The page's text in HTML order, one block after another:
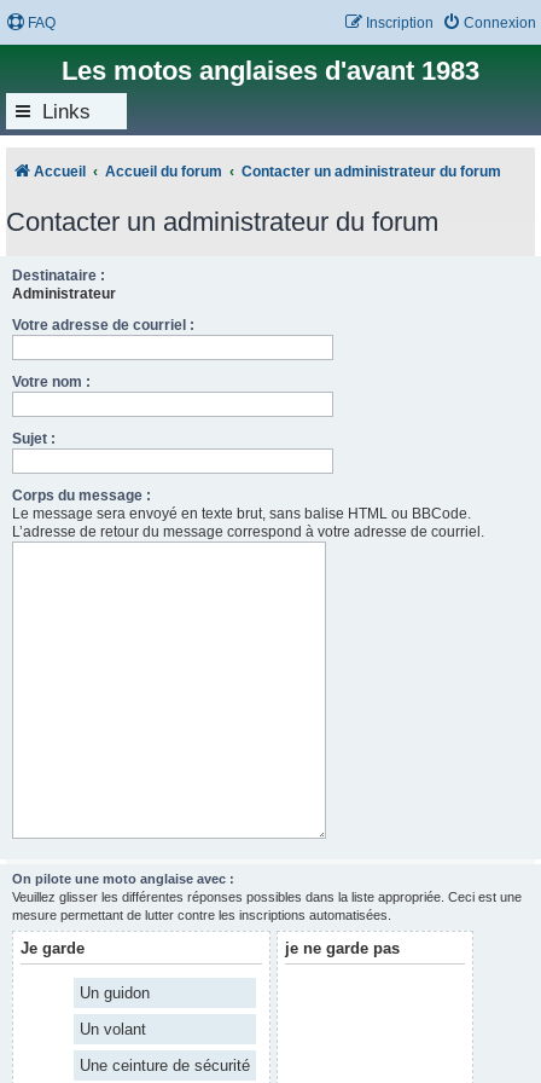
FAQ Connexion
Inscription
Les motos anglaises d'avant 1983
Links
Accueil Accueil du forum Contacter un administrateur du forum
Contacter un administrateur du forum
Destinataire :
Administrateur
Votre adresse de courriel :
Votre nom :
Sujet :
Corps du message :
Le message sera envoyé en texte brut, sans balise HTML ou BBCode.
L’adresse de retour du message correspond à votre adresse de courriel.
On pilote une moto anglaise avec :
Veuillez glisser les différentes réponses possibles dans la liste appropriée. Ceci est une
mesure permettant de lutter contre les inscriptions automatisées.
Je garde
Un guidon
Un volant
Une ceinture de sécurité
je ne garde pas